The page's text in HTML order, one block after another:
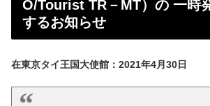
O/Tourist TR－MT）の 一時
するお知らせ
在東京タイ王国大使館：2021年4月30日